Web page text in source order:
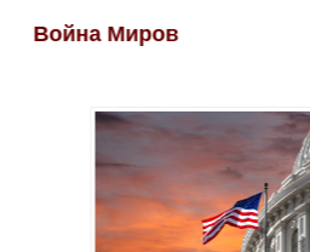
Война Миров